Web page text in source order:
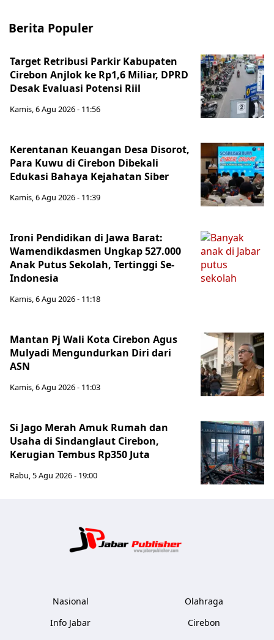
Berita Populer
Target Retribusi Parkir Kabupaten
Cirebon Anjlok ke Rp1,6 Miliar, DPRD
Desak Evaluasi Potensi Riil
Kamis, 6 Agu 2026 - 11:56
Kerentanan Keuangan Desa Disorot,
Para Kuwu di Cirebon Dibekali
Edukasi Bahaya Kejahatan Siber
Kamis, 6 Agu 2026 - 11:39
Ironi Pendidikan di Jawa Barat:
Wamendikdasmen Ungkap 527.000
Anak Putus Sekolah, Tertinggi Se-
Indonesia
Kamis, 6 Agu 2026 - 11:18
Mantan Pj Wali Kota Cirebon Agus
Mulyadi Mengundurkan Diri dari
ASN
Kamis, 6 Agu 2026 - 11:03
Si Jago Merah Amuk Rumah dan
Usaha di Sindanglaut Cirebon,
Kerugian Tembus Rp350 Juta
Rabu, 5 Agu 2026 - 19:00
Nasional
Info Jabar
Olahraga
Cirebon